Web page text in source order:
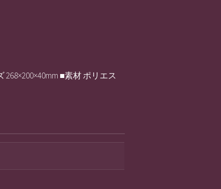
■素材 ポリエス